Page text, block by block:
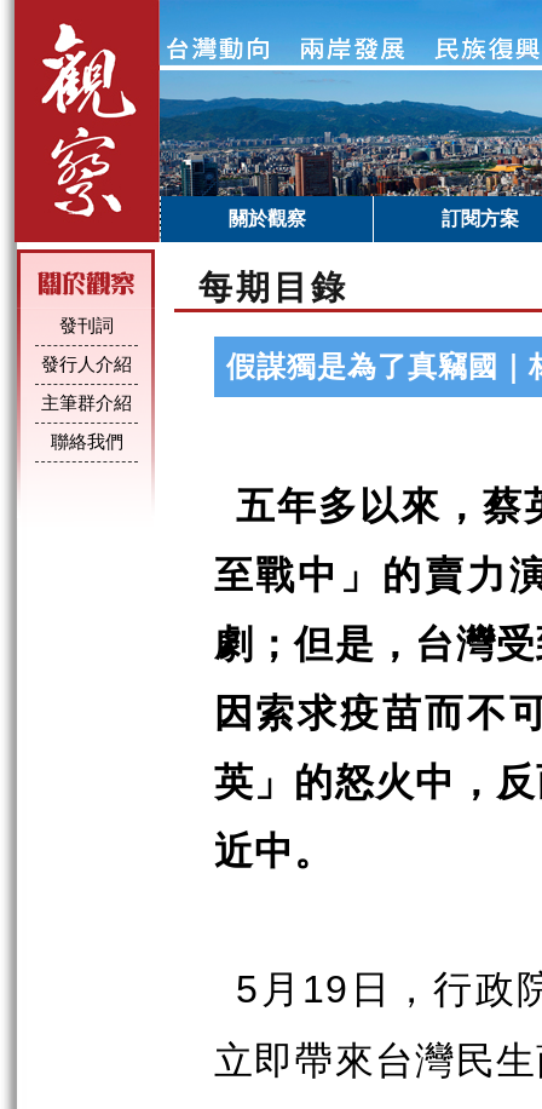
關於觀察 訂閱方案
發刊詞
發行人介紹
主筆群介紹
聯絡我們
每期目錄
假謀獨是為了真竊國｜
五年多以來，蔡
至戰中」的賣力
劇；但是，台灣
因索求疫苗而不
英」的怒火中，
近中。
5 月 19 日，行政
立即帶來台灣民